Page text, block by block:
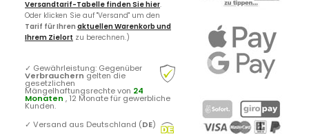
Versandtarif-Tabelle finden Sie hier.
Oder klicken Sie auf "Versand" um den
Tarif für Ihren aktuellen Warenkorb und
Ihrem Zielort zu berechnen.)
✓ Gewährleistung: Gegenüber
Verbrauchern gelten die
gesetzlichen
Mängelhaftungsrechte von 24
Monaten , 12 Monate für gewerbliche
Kunden.
✓ Versand aus Deutschland (DE)